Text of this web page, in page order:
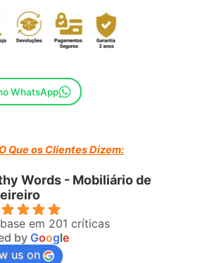
WhatsApp
O Que os Clientes Dizem:
Words - Mobiliário de
em 201 críticas
by Google
us on